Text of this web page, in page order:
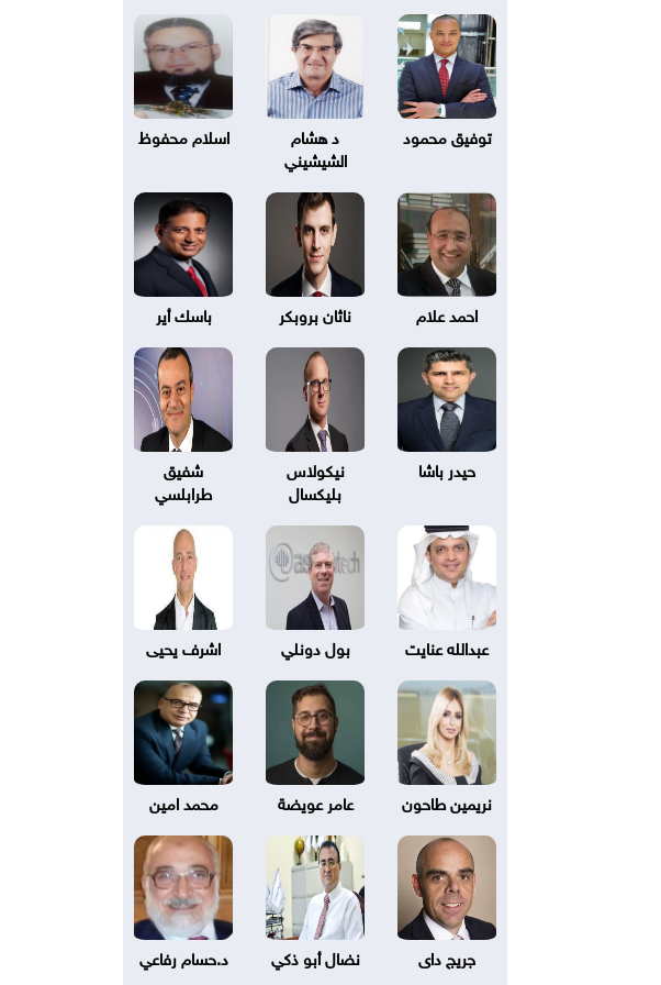
توفيق محمود
د هشام
الشيشيني
اسلام محفوظ
احمد علام ناثان بروبكر باسك أير
حيدر باشا
نيكولاس
بليكسال
شفيق
طرابلسي
عبدالله عنايت بول دونلي اشرف يحيى
نريمين طاحون عامر عويضة محمد امين
جريج داى نضال أبو ذكي د.حسام رفاعي